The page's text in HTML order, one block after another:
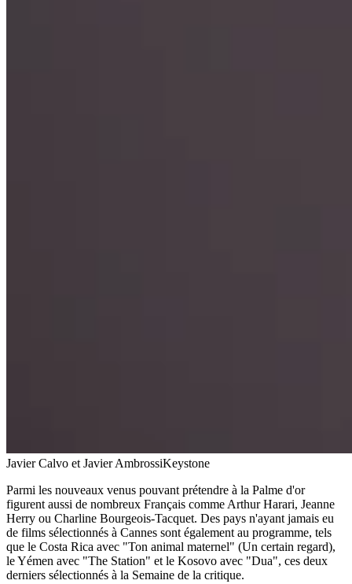
Javier Calvo et Javier AmbrossiKeystone
Parmi les nouveaux venus pouvant prétendre à la Palme d'or
figurent aussi de nombreux Français comme Arthur Harari, Jeanne
Herry ou Charline Bourgeois-Tacquet. Des pays n'ayant jamais eu
de films sélectionnés à Cannes sont également au programme, tels
que le Costa Rica avec "Ton animal maternel" (Un certain regard),
le Yémen avec "The Station" et le Kosovo avec "Dua", ces deux
derniers sélectionnés à la Semaine de la critique.